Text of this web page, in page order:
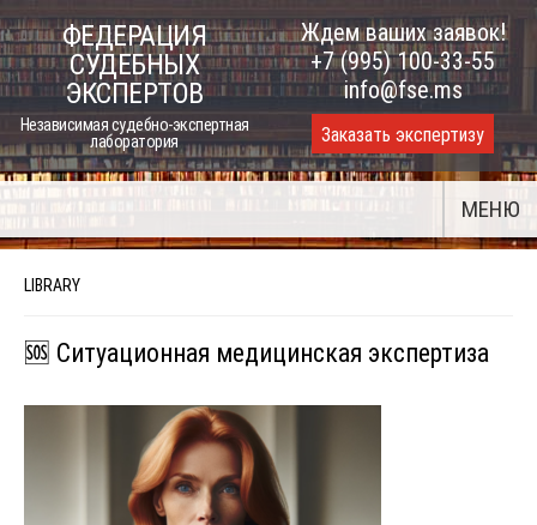
Skip
to
content
ФЕДЕРАЦИЯ
СУДЕБНЫХ
ЭКСПЕРТОВ
Независимая судебно-экспертная
лаборатория
Ждем ваших заявок!
+7 (995) 100-33-55
info@fse.ms
Заказать экспертизу
МЕНЮ
LIBRARY
🆘 Ситуационная медицинская экспертиза